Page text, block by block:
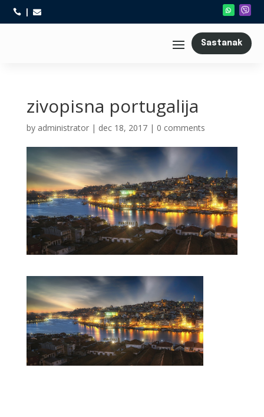
 
Sastanak
zivopisna portugalija
by administrator| dec 18, 2017| 0 comments